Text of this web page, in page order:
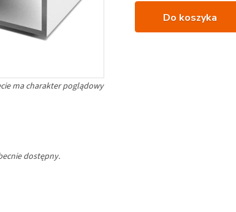
dostępny.
Do koszyka